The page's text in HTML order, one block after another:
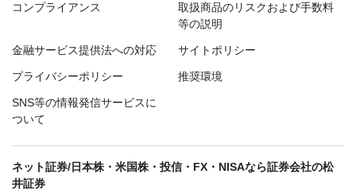
コンプライアンス
取扱商品のリスクおよび手数料
等の説明
金融サービス提供法への対応 サイトポリシー
プライバシーポリシー 推奨環境
SNS等の情報発信サービスに
ついて
ネット証券/日本株・米国株・投信・FX・NISAなら証券会社の松
井証券